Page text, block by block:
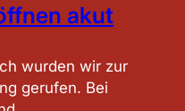
akut
wurden wir zur
gerufen. Bei